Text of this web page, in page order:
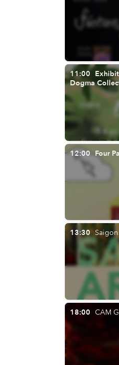
11:00
Dogma
12:00 Four
13:30
18:00 CAM